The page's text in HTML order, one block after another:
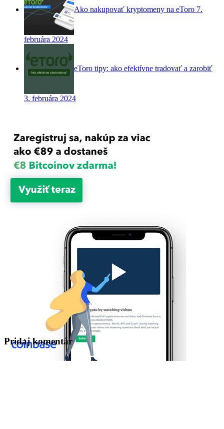
Ako nakupovať kryptomeny na eToro 7.
februára 2024
eToro tipy: ako efektívne tradovať a zarobiť
3. februára 2024
Pridaj komentár